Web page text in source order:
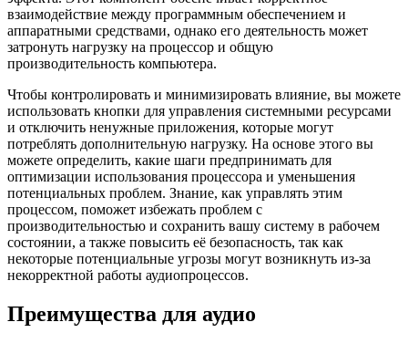
взаимодействие между программным обеспечением и
аппаратными средствами, однако его деятельность может
затронуть нагрузку на процессор и общую
производительность компьютера.
Чтобы контролировать и минимизировать влияние, вы можете
использовать кнопки для управления системными ресурсами
и отключить ненужные приложения, которые могут
потреблять дополнительную нагрузку. На основе этого вы
можете определить, какие шаги предпринимать для
оптимизации использования процессора и уменьшения
потенциальных проблем. Знание, как управлять этим
процессом, поможет избежать проблем с
производительностью и сохранить вашу систему в рабочем
состоянии, а также повысить её безопасность, так как
некоторые потенциальные угрозы могут возникнуть из-за
некорректной работы аудиопроцессов.
Преимущества для аудио